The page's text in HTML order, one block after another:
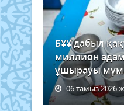
БҰҰ дабыл
миллион
ұшырауы
06 тамыз 2026